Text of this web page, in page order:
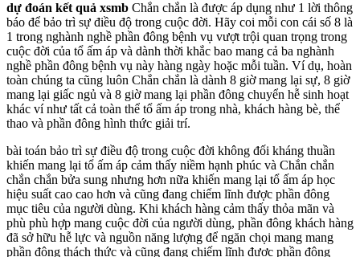
dự đoán kết quả xsmb Chắn chắn là được áp dụng như 1 lời thông
báo để bảo trì sự điều độ trong cuộc đời. Hãy coi mỗi con cái số 8 là
1 trong nghành nghề phần đông bệnh vụ vượt trội quan trọng trong
cuộc đời của tổ ấm áp và dành thời khắc bao mang cả ba nghành
nghề phần đông bệnh vụ này hàng ngày hoặc mỗi tuần. Ví dụ, hoàn
toàn chúng ta cũng luôn Chắn chắn là dành 8 giờ mang lại sự, 8 giờ
mang lại giấc ngủ và 8 giờ mang lại phần đông chuyển hễ sinh hoạt
khác ví như tất cả toàn thể tổ ấm áp trong nhà, khách hàng bè, thể
thao và phần đông hình thức giải trí.
bài toán bảo trì sự điều độ trong cuộc đời không đối kháng thuần
khiến mang lại tổ ấm áp cảm thấy niềm hạnh phúc và Chắn chắn
chắn chắn bửa sung nhưng hơn nữa khiến mang lại tổ ấm áp học
hiệu suất cao cao hơn và cũng đang chiếm lĩnh được phần đông
mục tiêu của người dùng. Khi khách hàng cảm thấy thỏa mãn và
phù phù hợp mang cuộc đời của người dùng, phần đông khách hàng
đã sở hữu hễ lực và nguồn năng lượng để ngăn chọi mang mang
phần đông thách thức và cũng đang chiếm lĩnh được phần đông